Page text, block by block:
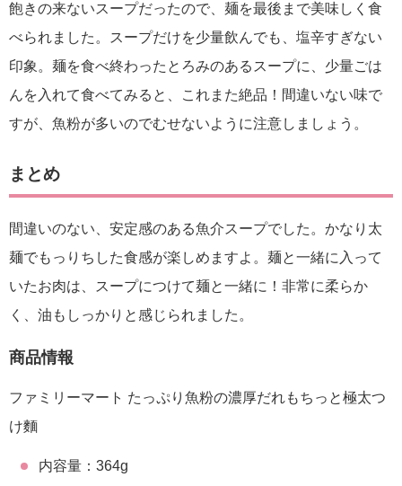
飽きの来ないスープだったので、麺を最後まで美味しく食
べられました。スープだけを少量飲んでも、塩辛すぎない
印象。麺を食べ終わったとろみのあるスープに、少量ごは
んを入れて食べてみると、これまた絶品！間違いない味で
すが、魚粉が多いのでむせないように注意しましょう。
まとめ
間違いのない、安定感のある魚介スープでした。かなり太
麺でもっりちした食感が楽しめますよ。麺と一緒に入って
いたお肉は、スープにつけて麺と一緒に！非常に柔らか
く、油もしっかりと感じられました。
商品情報
ファミリーマート たっぷり魚粉の濃厚だれもちっと極太つ
け麵
内容量：364g